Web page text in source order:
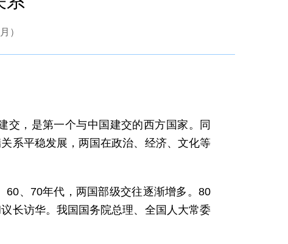
）
交，是第一个与中国建交的西方国家。同
系平稳发展，两国在政治、经济、文化等
、70年代，两国部级交往逐渐增多。80
长访华。我国国务院总理、全国人大常委